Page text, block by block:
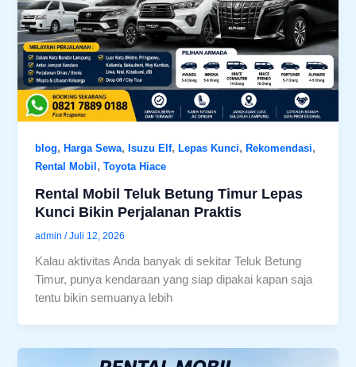
blog,Harga Sewa,Isuzu Elf,Lepas Kunci,Rekomendasi,
Rental Mobil,Toyota Hiace
Rental Mobil Teluk Betung Timur Lepas
Kunci Bikin Perjalanan Praktis
admin/Juli 12, 2026
Kalau aktivitas Anda banyak di sekitar Teluk Betung
Timur, punya kendaraan yang siap dipakai kapan saja
tentu bikin semuanya lebih